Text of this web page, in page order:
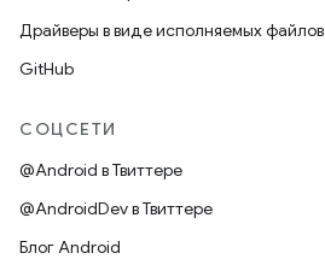
Драйверы в виде исполняемых файлов
GitHub
СОЦСЕТИ
@Android в Твиттере
@AndroidDev в Твиттере
Блог Android